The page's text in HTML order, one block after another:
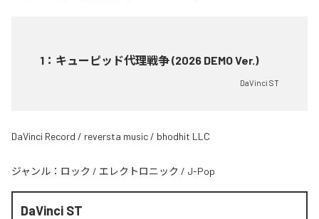
1 ： キューピッド代理戦争 (2026 DEMO Ver.)
DaVinci ST
DaVinci Record / reversta music / bhodhit LLC
ジャンル： ロック / エレクトロニック / J-Pop
DaVinci ST